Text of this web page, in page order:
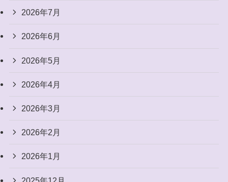
2026年7月
2026年6月
2026年5月
2026年4月
2026年3月
2026年2月
2026年1月